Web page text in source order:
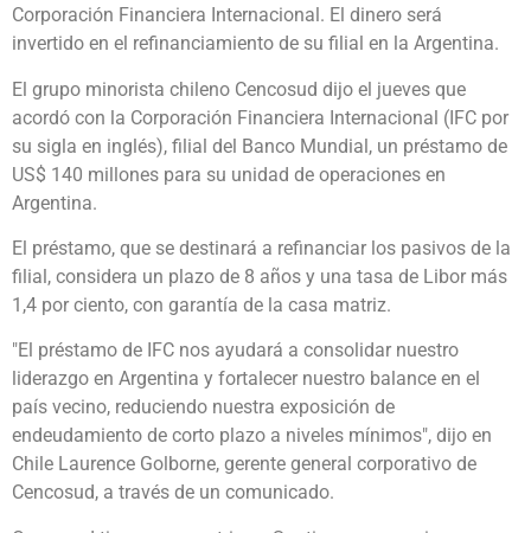
Corporación Financiera Internacional. El dinero será
invertido en el refinanciamiento de su filial en la Argentina.
El grupo minorista chileno Cencosud dijo el jueves que
acordó con la Corporación Financiera Internacional (IFC por
su sigla en inglés), filial del Banco Mundial, un préstamo de
US$ 140 millones para su unidad de operaciones en
Argentina.
El préstamo, que se destinará a refinanciar los pasivos de la
filial, considera un plazo de 8 años y una tasa de Libor más
1,4 por ciento, con garantía de la casa matriz.
"El préstamo de IFC nos ayudará a consolidar nuestro
liderazgo en Argentina y fortalecer nuestro balance en el
país vecino, reduciendo nuestra exposición de
endeudamiento de corto plazo a niveles mínimos", dijo en
Chile Laurence Golborne, gerente general corporativo de
Cencosud, a través de un comunicado.